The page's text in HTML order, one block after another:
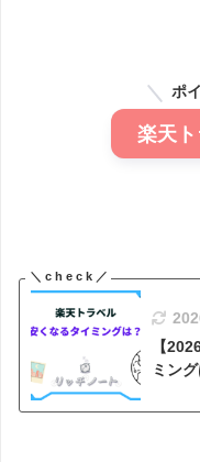
ポ
楽天
【
ミン